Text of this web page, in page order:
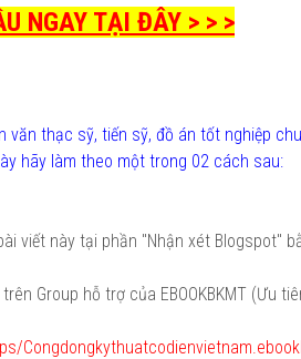
NGAY TẠI ĐÂY > > >
văn thạc sỹ, tiến sỹ, đồ án tốt nghiệp
hãy làm theo một trong 02 cách sau:
viết này tại phần "Nhận xét Blogspot"
Group hỗ trợ của EBOOKBKMT (Ưu